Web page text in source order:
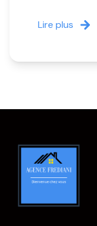
Lire plus